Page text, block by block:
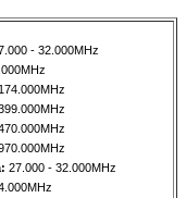
- 32.000MHz
27.000 - 32.000MHz